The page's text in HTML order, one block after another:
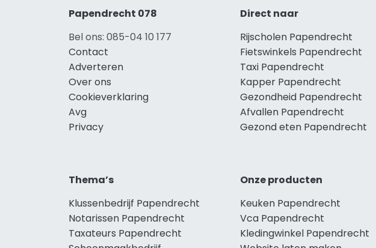
Papendrecht 078
Bel ons: 085-04 10 177
Contact
Adverteren
Over ons
Cookieverklaring
Avg
Privacy
Direct naar
Rijscholen Papendrecht
Fietswinkels Papendrecht
Taxi Papendrecht
Kapper Papendrecht
Gezondheid Papendrecht
Afvallen Papendrecht
Gezond eten Papendrecht
Thema’s
Klussenbedrijf Papendrecht
Notarissen Papendrecht
Taxateurs Papendrecht
Onze producten
Keuken Papendrecht
Vca Papendrecht
Kledingwinkel Papendrecht